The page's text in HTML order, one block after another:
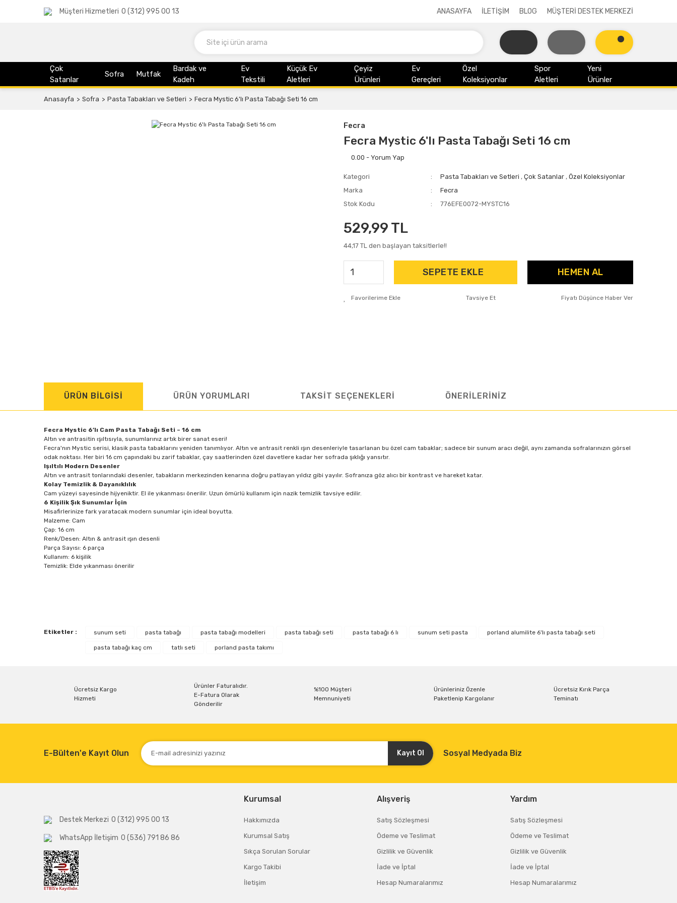
Müşteri Hizmetleri 0 (312) 995 00 13 ANASAYFA İLETİŞİM BLOG MÜŞTERİ DESTEK MERKEZİ
Çok
Satanlar
Sofra Mutfak
Bardak ve
Kadeh
Ev
Tekstili
Küçük Ev
Aletleri
Çeyiz
Ürünleri
Ev
Gereçleri
Özel
Koleksiyonlar
Spor
Aletleri
Yeni
Ürünler
Anasayfa Sofra Pasta Tabakları ve Setleri Fecra Mystic 6'lı Pasta Tabağı Seti 16 cm
Fecra
Fecra Mystic 6'lı Pasta Tabağı Seti 16 cm
0.00 - Yorum Yap
Kategori Pasta Tabakları ve Setleri , Çok Satanlar , Özel Koleksiyonlar
Marka
Fecra
Stok Kodu
776EFE0072-MYSTC16
529,99 TL
44,17 TL den başlayan taksitlerle!!
SEPETE EKLE HEMEN AL
Tavsiye Et Fiyatı Düşünce Haber Ver
ÜRÜN BİLGİSİ ÜRÜN YORUMLARI TAKSİT SEÇENEKLERİ ÖNERİLERİNİZ
Fecra Mystic 6’lı Cam Pasta Tabağı Seti – 16 cm
Altın ve antrasitin ışıltısıyla, sunumlarınız artık birer sanat eseri!
Fecra'nın Mystic serisi, klasik pasta tabaklarını yeniden tanımlıyor. Altın ve antrasit renkli ışın desenleriyle tasarlanan bu özel cam tabaklar; sadece bir sunum aracı değil, aynı zamanda sofralarınızın görsel
odak noktası. Her biri 16 cm çapındaki bu zarif tabaklar, çay saatlerinden özel davetlere kadar her sofrada şıklığı yansıtır.
Işıltılı Modern Desenler
Altın ve antrasit tonlarındaki desenler, tabakların merkezinden kenarına doğru patlayan yıldız gibi yayılır. Sofranıza göz alıcı bir kontrast ve hareket katar.
Kolay Temizlik & Dayanıklılık
Cam yüzeyi sayesinde hijyeniktir. El ile yıkanması önerilir. Uzun ömürlü kullanım için nazik temizlik tavsiye edilir.
6 Kişilik Şık Sunumlar İçin
Misafirlerinize fark yaratacak modern sunumlar için ideal boyutta.
Malzeme: Cam
Çap: 16 cm
Renk/Desen: Altın & antrasit ışın desenli
Parça Sayısı: 6 parça
Kullanım: 6 kişilik
Temizlik: Elde yıkanması önerilir
Bu ürüne benzer farklı alternatifler olmalı.
Etiketler : sunum seti pasta tabağı pasta tabağı modelleri pasta tabağı seti pasta tabağı 6 lı sunum seti pasta porland alumilite 6'lı pasta tabağı seti
pasta tabağı kaç cm tatlı seti porland pasta takımı
Ücretsiz Kargo
Hizmeti
Ürünler Faturalıdır.
E-Fatura Olarak
Gönderilir
%100 Müşteri
Memnuniyeti
Ürünleriniz Özenle
Paketlenip Kargolanır
Ücretsiz Kırık Parça
Teminatı
E-Bülten'e Kayıt Olun Kayıt Ol Sosyal Medyada Biz
Destek Merkezi 0 (312) 995 00 13
WhatsApp İletişim 0 (536) 791 86 86
Kurumsal
Hakkımızda
Kurumsal Satış
Sıkça Sorulan Sorular
Kargo Takibi
İletişim
Alışveriş
Satış Sözleşmesi
Ödeme ve Teslimat
Gizlilik ve Güvenlik
İade ve İptal
Hesap Numaralarımız
Yardım
Satış Sözleşmesi
Ödeme ve Teslimat
Gizlilik ve Güvenlik
İade ve İptal
Hesap Numaralarımız